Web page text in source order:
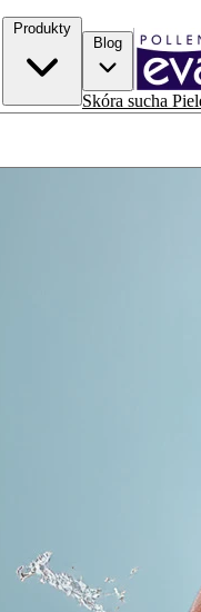
Produkty
Blog
Skóra sucha